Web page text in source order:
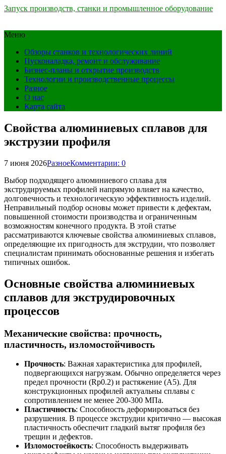
Запуск производств, станки и промышленное оборудование
Меню
Обзоры станков и технологических линий
Пусконаладка, ремонт и обслуживание
Бизнес-планы и открытие производств
Технологии и производственные процессы
Разное
О нас
Карта сайта
Свойства алюминиевых сплавов для
экструзии профиля
7 июня 2026РазноеКомментарии: 0
Выбор подходящего алюминиевого сплава для
экструдируемых профилей напрямую влияет на качество,
долговечность и технологическую эффективность изделий.
Неправильный подбор основы может привести к дефектам,
повышенной стоимости производства и ограниченным
возможностям конечного продукта. В этой статье
рассматриваются ключевые свойства алюминиевых сплавов,
определяющие их пригодность для экструдии, что позволяет
специалистам принимать обоснованные решения и избегать
типичных ошибок.
Основные свойства алюминиевых
сплавов для экструдировочных
процессов
Механические свойства: прочность,
пластичность, изломостойчивость
Прочность: Важная характеристика для профилей,
подвергающихся нагрузкам. Обычно определяется через
предел прочности (Rp0.2) и растяжение (A5). Для
конструкционных профилей актуальны сплавы с
сопротивлением не менее 200-300 МПа.
Пластичность: Способность деформироваться без
разрушения. В процессе экструдии критично — высокая
пластичность обеспечит гладкий вытяг профиля без
трещин и дефектов.
Изломостое́йкость: Способность выдерживать